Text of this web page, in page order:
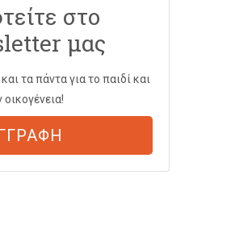
στο
μας
τα πάντα για το παιδί και
οικογένεια!